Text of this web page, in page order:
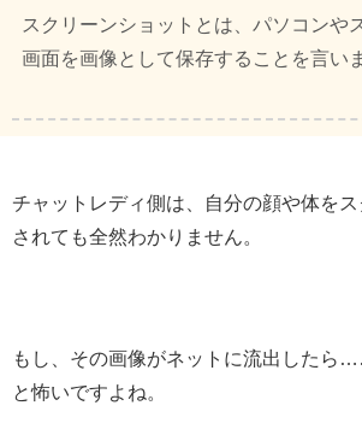
スクリーンショットとは、パソコンや
画面を画像として保存することを言い
チャットレディ側は、自分の顔や体をス
されても全然わかりません。
もし、その画像がネットに流出したら
と怖いですよね。